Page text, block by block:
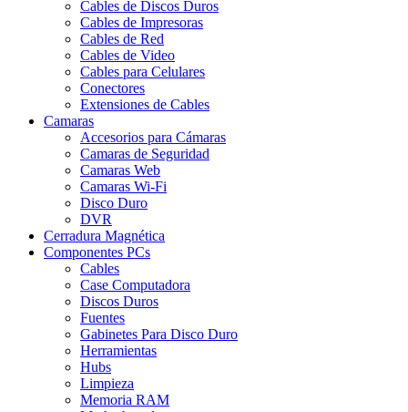
Cables de Discos Duros
Cables de Impresoras
Cables de Red
Cables de Video
Cables para Celulares
Conectores
Extensiones de Cables
Camaras
Accesorios para Cámaras
Camaras de Seguridad
Camaras Web
Camaras Wi-Fi
Disco Duro
DVR
Cerradura Magnética
Componentes PCs
Cables
Case Computadora
Discos Duros
Fuentes
Gabinetes Para Disco Duro
Herramientas
Hubs
Limpieza
Memoria RAM